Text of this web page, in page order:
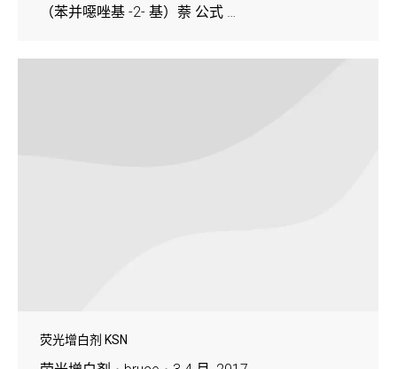
（苯并噁唑基 -2- 基）萘 公式 …
荧光增白剂 KSN